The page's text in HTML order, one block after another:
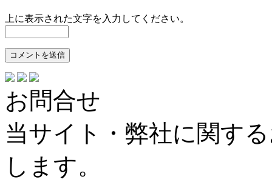
上に表示された文字を入力してください。
お問合せ
当サイト・弊社に関す
します。